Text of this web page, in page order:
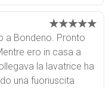
★★★★★
a Bondeno. Pronto
ero in casa a
la lavatrice ha
una fuoriuscita